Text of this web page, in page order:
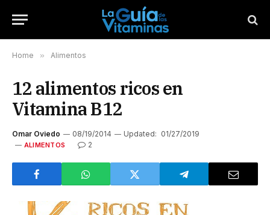
Home » Alimentos
12 alimentos ricos en
Vitamina B12
Omar Oviedo 08/19/2014 Updated: 01/27/2019
ALIMENTOS 2